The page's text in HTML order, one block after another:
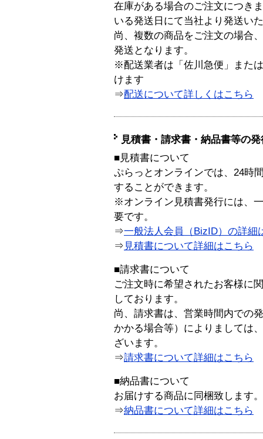
在庫がある場合のご注文につき
いる発送日にて当社より発送い
尚、複数の商品をご注文の場合
発送となります。
※配送業者は「佐川急便」また
けます
⇒配送について詳しくはこちら
見積書・請求書・納品書等の
■見積書について
ぷらっとオンラインでは、24時
することができます。
※オンライン見積書発行には、
要です。
⇒一般法人会員（BizID）の詳細
⇒ 見積書について詳細はこちら
■請求書について
ご注文時に希望されたお客様に
しております。
尚、請求書は、営業時間内での
かかる場合等）によりましては
ざいます。
⇒請求書について詳細はこちら
■納品書について
お届けする商品に同梱致します。
⇒納品書について詳細はこちら